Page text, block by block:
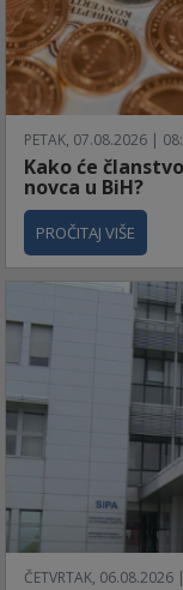
PETAK, 07.08.2026 |
Kako će
novca u BiH?
PROČITAJ VIŠE
ČETVRTAK, 06.08.2026